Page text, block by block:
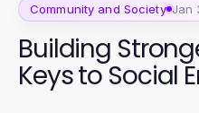
Community and Society Jan
Building
Keys to Social